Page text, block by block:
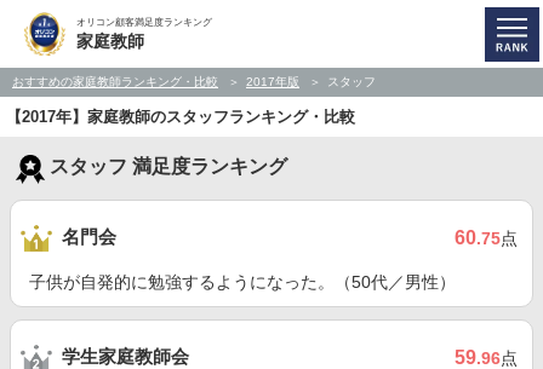
オリコン顧客満足度ランキング
家庭教師
おすすめの家庭教師ランキング・比較 2017年版 スタッフ
【2017年】家庭教師のスタッフランキング・比較
スタッフ 満足度ランキング
名門会 60.75点
子供が自発的に勉強するようになった。（50代／男性）
学生家庭教師会 59.96点